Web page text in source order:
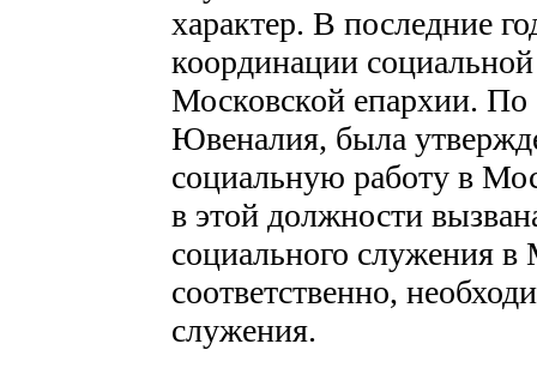
характер. В последние
координации
Московской епархии. По
Ювеналия, была
социальную работу в
в этой должности
социального служения
соответственно,
служения.